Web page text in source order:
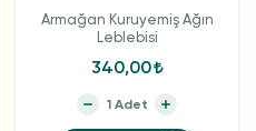
Armağan Kuruyemiş Ağın
Leblebisi
340,00